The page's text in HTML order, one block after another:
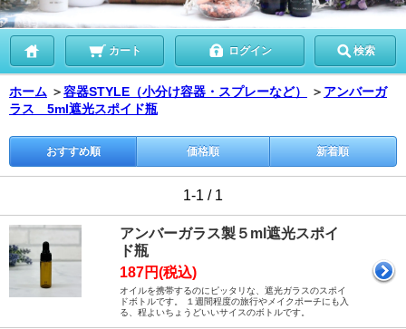
カート ログイン 検索
ホーム ＞容器STYLE（小分け容器・スプレーなど） ＞ アンバーガ
ラス 5ml遮光スポイド瓶
おすすめ順 価格順 新着順
1-1 / 1
アンバーガラス製５ml遮光スポイ
ド瓶
187円(税込)
オイルを携帯するのにピッタリな、遮光ガラスのスポイ
ドボトルです。 １週間程度の旅行やメイクポーチにも入
る、程よいちょうどいいサイスのボトルです。